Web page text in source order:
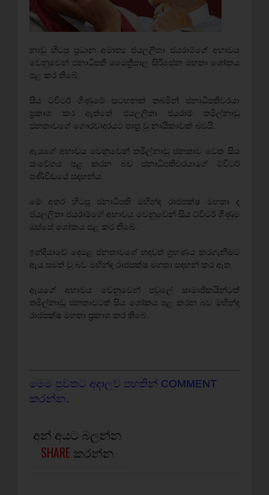
නාඩු හිටපු ප්‍රධාන අමාත්‍ය ජයලලිතා ජයරාම්ගේ අභාවය
වෙනුවෙන් ජනාධිපති මෛත්‍රීපාල සිරිසේන මහතා ශෝකය
පළ කර තිබේ.
සිය ට්විටර් ගිණුමේ සටහනක් තබමින් ජනාධිපතිවරයා
ප්‍රකාශ කර ඇත්තේ ජයලලිතා ජයරාම් තමිල්නාඩු
ජනතාවගේ ගෞරවාදරයට පාත්‍ර වු නායිකාවක් බවයි.
ඇයගේ අභාවය වෙනුවෙන් තමිල්නාඩු ජනතාව වෙත සිය
සංවේගය පළ කරන බව ජනාධිපතිවරයාගේ ට්විටර්
පණිවිඩයේ සඳහන්ය.
මේ අතර හිටපු ජනාධිපති මහින්ද රාජපක්ෂ මහතා ද
ජයලලිතා ජයරාම්ගේ අභාවය වෙනුවෙන් සිය ට්විටර් ගිණුම
ඔස්සේ ශෝකය පළ කර තිබේ.
ඉන්දියාවේ දෙමළ ජනතාවගේ හදවත් ග්‍රහණය කරගැනීමට
ඇය සමත් වු බව මහින්ද රාජපක්ෂ මහතා සඳහන් කර ඇත.
ඇයගේ අභාවය වෙනුවෙන් පවුලේ සාමාජිකයින්ටත්
තමිල්නාඩු ජනතාවටත් සිය ශෝකය පළ කරන බව මහින්ද
රාජපක්ෂ මහතා ප්‍රකාශ කර තිබේ.
මෙම පුවතට අදාලව පහතින් COMMENT
කරන්න.
අන් අයට බලන්න
SHARE කරන්න